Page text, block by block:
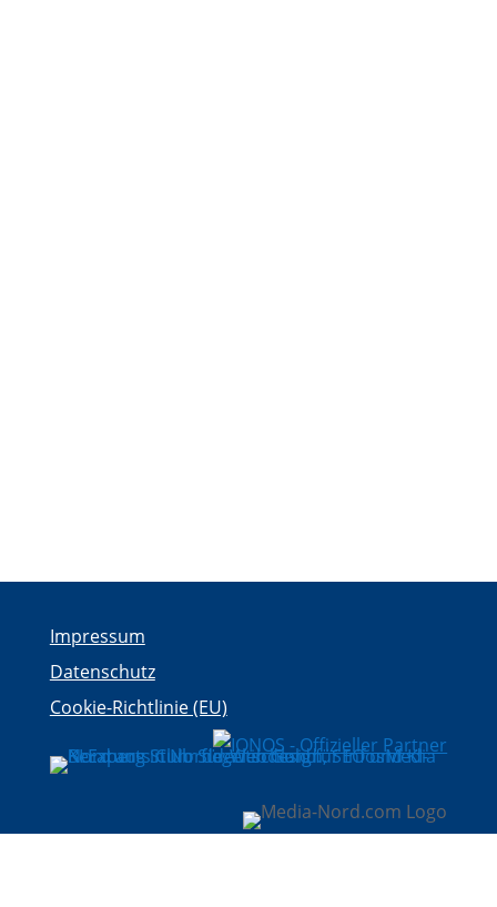
Impressum
Datenschutz
Cookie-Richtlinie (EU)